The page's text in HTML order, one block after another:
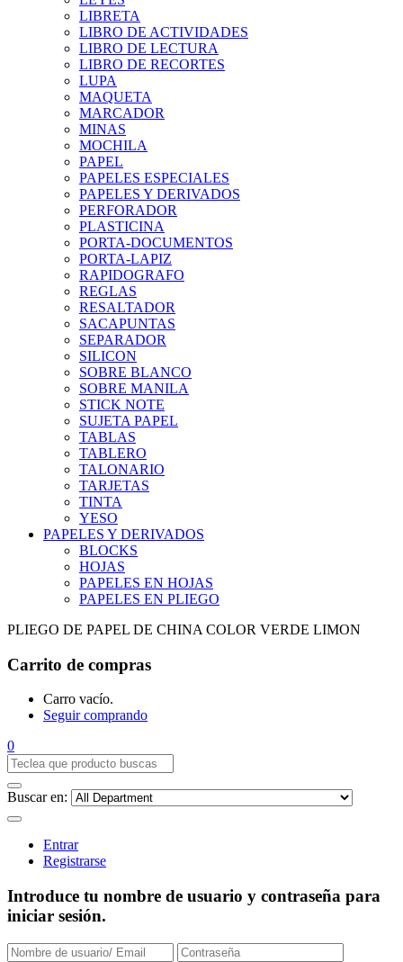
LIBRETA
LIBRO DE ACTIVIDADES
LIBRO DE LECTURA
LIBRO DE RECORTES
LUPA
MAQUETA
MARCADOR
MINAS
MOCHILA
PAPEL
PAPELES ESPECIALES
PAPELES Y DERIVADOS
PERFORADOR
PLASTICINA
PORTA-DOCUMENTOS
PORTA-LAPIZ
RAPIDOGRAFO
REGLAS
RESALTADOR
SACAPUNTAS
SEPARADOR
SILICON
SOBRE BLANCO
SOBRE MANILA
STICK NOTE
SUJETA PAPEL
TABLAS
TABLERO
TALONARIO
TARJETAS
TINTA
YESO
PAPELES Y DERIVADOS
BLOCKS
HOJAS
PAPELES EN HOJAS
PAPELES EN PLIEGO
PLIEGO DE PAPEL DE CHINA COLOR VERDE LIMON
Carrito de compras
Carro vacío.
Seguir comprando
0
Buscar en:
Entrar
Registrarse
Introduce tu nombre de usuario y contraseña para
iniciar sesión.